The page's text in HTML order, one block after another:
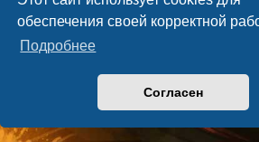
обеспечения своей корректной
Подробнее
Согласен
PS4 Pro style ©Jester
Конфиденциальность
|